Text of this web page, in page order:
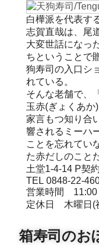
白樺派を代表す
志賀直哉は、尾
大変世話になっ
ちということで
狗寿司の入口シ
れている。
そんな老舗で、
玉赤(ぎょくあか
家言もつ知り合
響されるミーハ
ことを忘れてい
た赤だしのこと
土堂1-4-14 P契
TEL 0848-22-
営業時間 11:00
定休日 木曜日(
箱寿司のお